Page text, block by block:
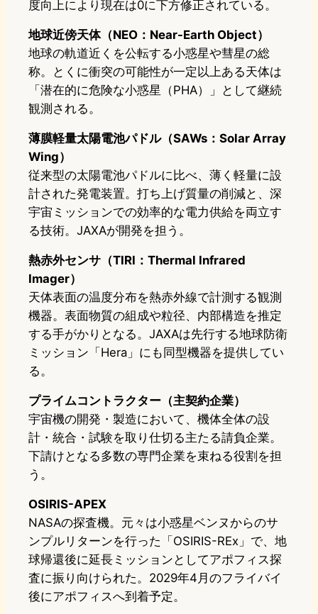
度向上により現在は0に下方修正されている。
地球近傍天体（NEO：Near-Earth Object）
地球の軌道近くを公転する小惑星や彗星の総
称。とくに衝突の可能性が一定以上ある天体は
「潜在的に危険な小惑星（PHA）」として継続
観測される。
薄膜軽量太陽電池パドル（SAWs：Solar Array
Wing）
従来型の太陽電池パドルに比べ、薄く軽量に設
計された発電装置。打ち上げ質量の削減と、深
宇宙ミッションでの効率的な電力供給を両立す
る技術。JAXAが開発を担う。
熱赤外センサ（TIRI：Thermal Infrared
Imager）
天体表面の温度分布を熱赤外線で計測する観測
機器。表面物質の組成や粒径、内部構造を推定
する手がかりとなる。JAXAは先行する地球防衛
ミッション「Hera」にも同型機器を提供してい
る。
プライムコントラクター（主契約企業）
宇宙機の開発・製造において、機体全体の設
計・統合・試験を取り仕切る主たる請負企業。
下請けとなる多数の専門企業を束ねる役割を担
う。
OSIRIS-APEX
NASAの探査機。元々は小惑星ベンヌからのサ
ンプルリターンを行った「OSIRIS-REx」で、地
球帰還後に延長ミッションとしてアポフィス探
査に振り向けられた。2029年4月のフライバイ
後にアポフィスへ到着予定。